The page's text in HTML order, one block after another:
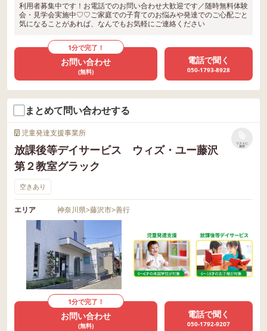
利用者募集中です！お電話でのお問い合わせ大歓迎です／随時無料体験
会・見学会実施中♡♡ご家庭での子育てのお悩みや発達でのご心配ごと
気になることがあれば、なんでもお気軽にご連絡ください
1分で完了！
お問い合わせ
(無料)
電話で聞く
050-1793-8928
まとめて問い合わせする
児童発達支援事業所
放課後等デイサービス ウィズ・ユー藤沢
第２教室グラック
リストに
保存
空きあり
エリア 神奈川県>藤沢市>善行
1分で完了！
お問い合わせ
(無料)
電話で聞く
050-1792-9207